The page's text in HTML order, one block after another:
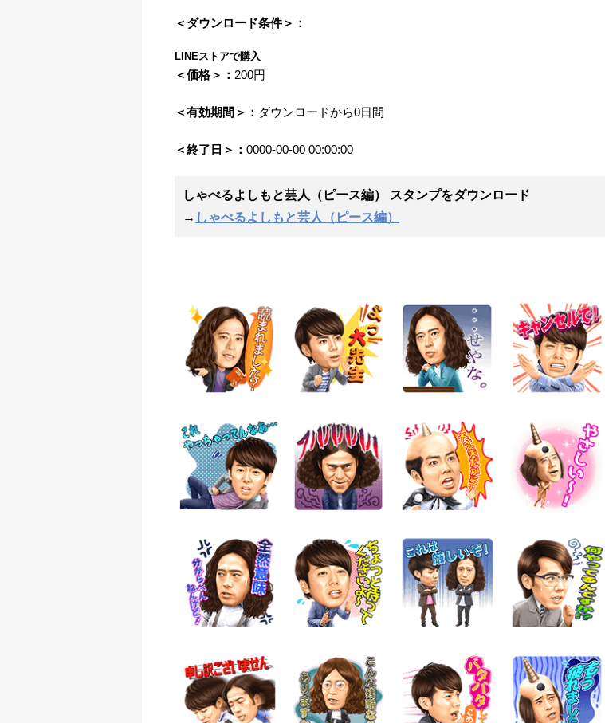
＜ダウンロード条件＞：
LINEストアで購入
＜価格＞： 200円
＜有効期間＞： ダウンロードから0日間
＜終了日＞： 0000-00-00 00:00:00
しゃべるよしもと芸人（ピース編） スタンプをダウンロード
→ しゃべるよしもと芸人（ピース編）